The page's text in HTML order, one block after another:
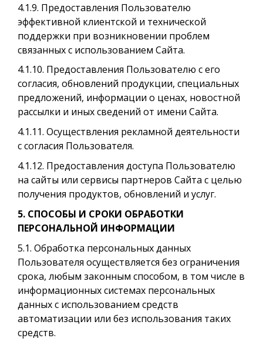
4.1.9. Предоставления Пользователю
эффективной клиентской и технической
поддержки при возникновении проблем
связанных с использованием Сайта.
4.1.10. Предоставления Пользователю с его
согласия, обновлений продукции, специальных
предложений, информации о ценах, новостной
рассылки и иных сведений от имени Сайта.
4.1.11. Осуществления рекламной деятельности
с согласия Пользователя.
4.1.12. Предоставления доступа Пользователю
на сайты или сервисы партнеров Сайта с целью
получения продуктов, обновлений и услуг.
5. СПОСОБЫ И СРОКИ ОБРАБОТКИ
ПЕРСОНАЛЬНОЙ ИНФОРМАЦИИ
5.1. Обработка персональных данных
Пользователя осуществляется без ограничения
срока, любым законным способом, в том числе в
информационных системах персональных
данных с использованием средств
автоматизации или без использования таких
средств.